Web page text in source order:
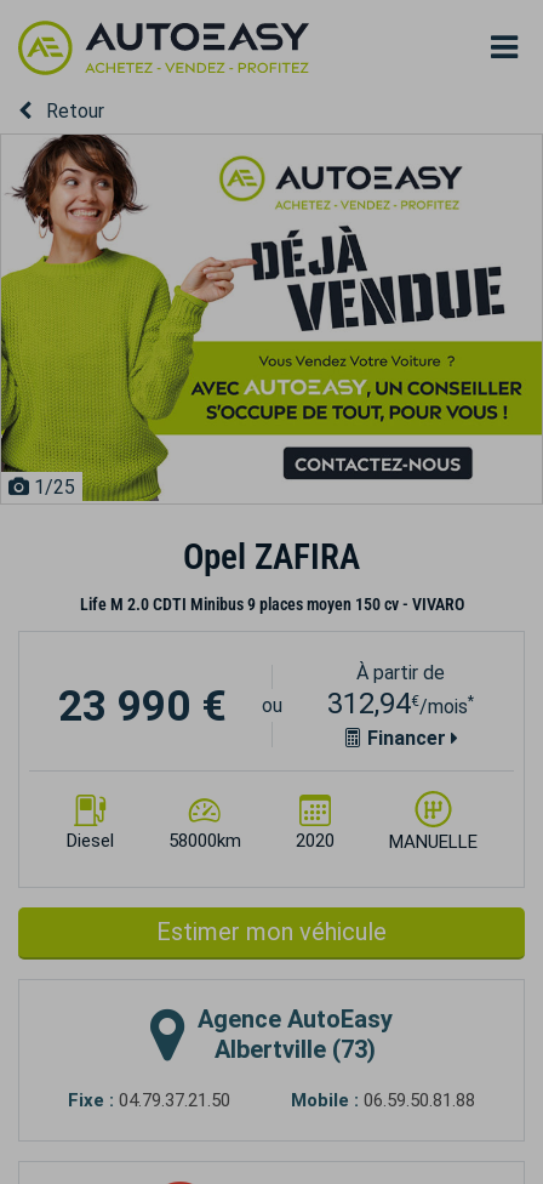
Retour
1/25
Opel ZAFIRA
Life M 2.0 CDTI Minibus 9 places moyen 150 cv - VIVARO
Diesel 58000km 2020 MANUELLE
23 990 € ou
À partir de
312,94€/mois*
Financer
Estimer mon véhicule
Agence AutoEasy
Albertville (73)
Fixe : 04.79.37.21.50 Mobile : 06.59.50.81.88